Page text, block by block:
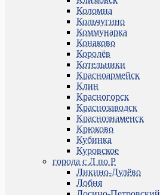
Коломна
Кольчугино
Коммунарка
Конаково
Королёв
Котельники
Красноармейск
Клин
Красногорск
Краснозаводск
Краснознаменск
Крюково
Кубинка
Куровское
города с Л по Р
Ликино-Дулёво
Лобня